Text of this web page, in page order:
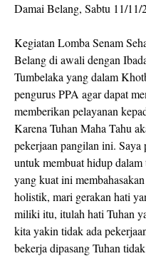
Damai Belang, Sabtu 11/11/
Kegiatan Lomba Senam
Belang di awali dengan
Tumbelaka yang dalam
pengurus PPA agar dapat
memberikan pelayanan
Karena Tuhan Maha Tahu
pekerjaan pangilan ini.
untuk membuat hidup
yang kuat ini
holistik, mari gerakan hati
miliki itu, itulah hati Tuhan
kita yakin tidak ada
bekerja dipasang Tuhan